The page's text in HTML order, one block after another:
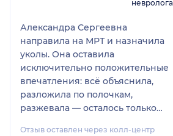
невролога
Александра Сергеевна
направила на МРТ и назначила
уколы. Она оставила
исключительно положительные
впечатления: всё объяснила,
разложила по полочкам,
разжевала — осталось только
Отзыв оставлен через колл-центр